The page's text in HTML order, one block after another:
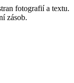
fotografií a textu.
zásob.